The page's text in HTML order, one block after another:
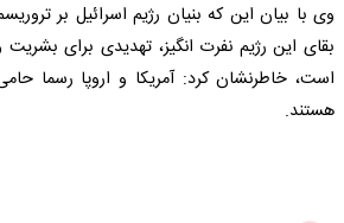
وی با بیان این که بنیان رژیم اسرائیل بر
بقای این رژیم نفرت انگیز، تهدیدی برای
است، خاطرنشان کرد: آمریکا و اروپا رسما
هستند.